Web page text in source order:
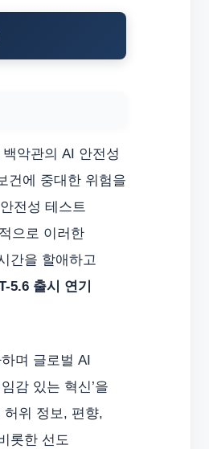
악관의 AI 안전성
건에 중대한 위험을
전성 테스트
으로 이러한
간을 할애하고
5.6 출시 연기
며 글로벌 AI
감 있는 혁신’을
위 정보, 편향,
롯한 선도